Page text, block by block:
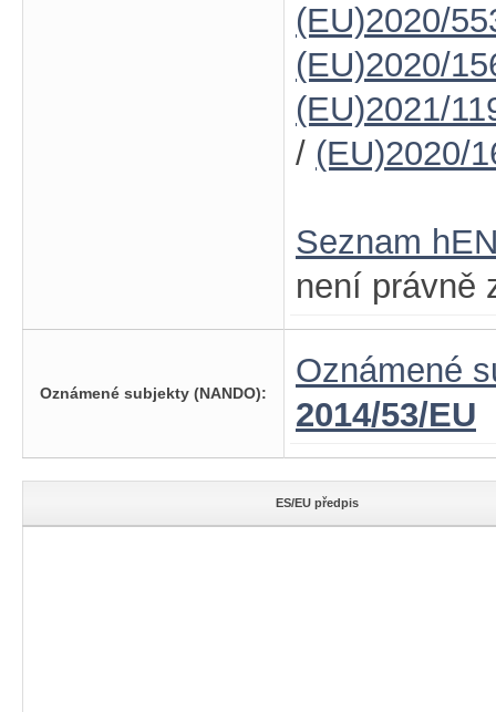
(EU)2020/
(EU)2020/
(EU)2021/
/ (EU)2020/
Seznam
není právně
Oznámené subjekty (NANDO):
Oznámené
2014/53/EU
ES/EU předpis